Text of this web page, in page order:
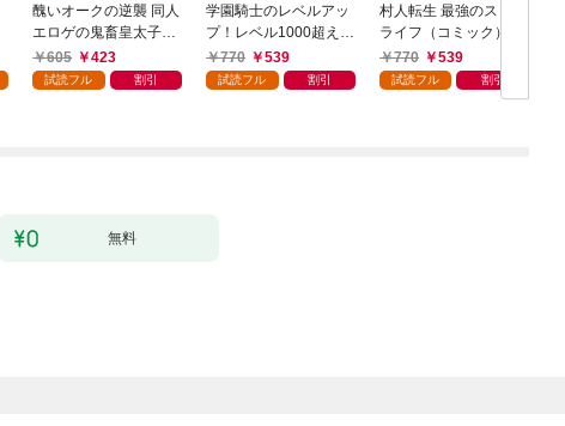
醜いオークの逆襲 同人
エロゲの鬼畜皇太子に
転生した喪男の受難
（コミック） 1
605 423
試読フル 割引
学園騎士のレベルアッ
プ！レベル1000超えの
転生者、落ちこぼれク
ラスに入学。そして、
770 539
試読フル 割引
村人転生 最強のスロー
ライフ（コミック） 1
770
539
試読フル 割引
無料